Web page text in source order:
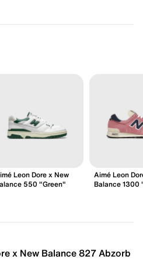
Leon Dore x New
550 "Green"
Aimé Leon
Balance 1300
x New Balance 827 Abzorb